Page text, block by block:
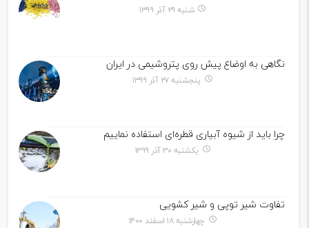
شنبه ۲۹ آذر ۱۳۹۹
نگاهی به اوضاع پیش روی پتروشیمی در ایران
پنجشنبه ۲۷ آذر ۱۳۹۹
چرا باید از شیوه آبیاری قطره‌ای استفاده نماییم
یکشنبه ۳۰ آذر ۱۳۹۹
تفاوت شیر توپی و شیر کشویی
چهارشنبه ۱۸ اسفند ۱۴۰۰